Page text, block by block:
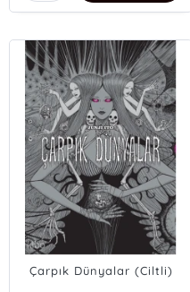
Çarpık Dünyalar (Ciltli)